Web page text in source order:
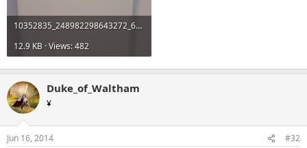
10352835_248982298643272_6134054407103452510_n.jpg
12.9 KB · Views: 482
Duke_of_Waltham
¥
Jun 16, 2014 #32